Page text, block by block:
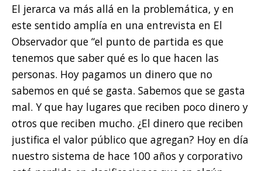
El jerarca va más allá en la problemática, y en
este sentido amplía en una entrevista en El
Observador que “el punto de partida es que
tenemos que saber qué es lo que hacen las
personas. Hoy pagamos un dinero que no
sabemos en qué se gasta. Sabemos que se gasta
mal. Y que hay lugares que reciben poco dinero y
otros que reciben mucho. ¿El dinero que reciben
justifica el valor público que agregan? Hoy en día
nuestro sistema de hace 100 años y corporativo